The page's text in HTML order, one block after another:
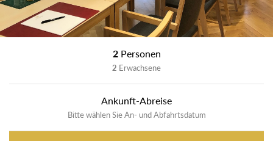
2 Personen
2 Erwachsene
Ankunft-Abreise
Bitte wählen Sie An- und Abfahrtsdatum